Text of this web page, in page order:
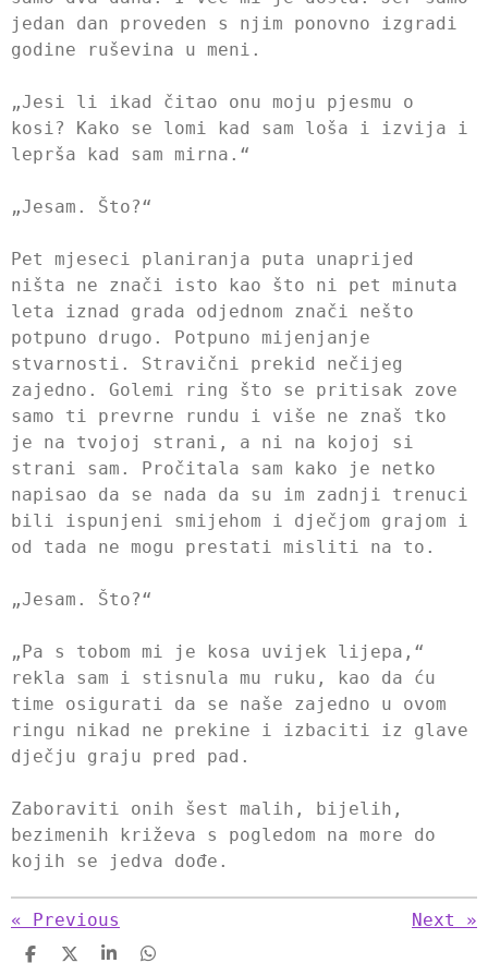
jedan dan proveden s njim ponovno izgradi
godine ruševina u meni.
„Jesi li ikad čitao onu moju pjesmu o
kosi? Kako se lomi kad sam loša i izvija i
leprša kad sam mirna.“
„Jesam. Što?“
Pet mjeseci planiranja puta unaprijed
ništa ne znači isto kao što ni pet minuta
leta iznad grada odjednom znači nešto
potpuno drugo. Potpuno mijenjanje
stvarnosti. Stravični prekid nečijeg
zajedno. Golemi ring što se pritisak zove
samo ti prevrne rundu i više ne znaš tko
je na tvojoj strani, a ni na kojoj si
strani sam. Pročitala sam kako je netko
napisao da se nada da su im zadnji trenuci
bili ispunjeni smijehom i dječjom grajom i
od tada ne mogu prestati misliti na to.
„Jesam. Što?“
„Pa s tobom mi je kosa uvijek lijepa,“
rekla sam i stisnula mu ruku, kao da ću
time osigurati da se naše zajedno u ovom
ringu nikad ne prekine i izbaciti iz glave
dječju graju pred pad.
Zaboraviti onih šest malih, bijelih,
bezimenih križeva s pogledom na more do
kojih se jedva dođe.
« Previous Next »